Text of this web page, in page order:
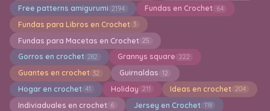
Free patterns amigurumi 2194 Fundas en Crochet 64
Fundas para Libros en Crochet 3
Fundas para Macetas en Crochet 25
Gorros en crochet 282 Grannys square 222
Guantes en crochet 32 Guirnaldas 12
Hogar en crochet 41 Holiday 211 Ideas en crochet 204
Indiviaduales en crochet 6 Jersey en Crochet 118